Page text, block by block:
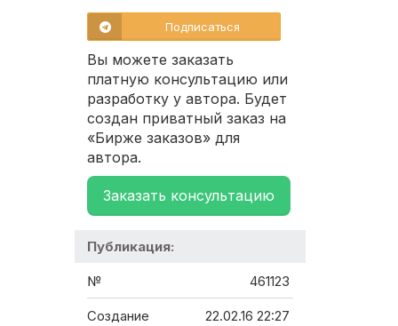
Подписаться
Вы можете заказать
платную консультацию или
разработку у автора. Будет
создан приватный заказ на
«Бирже заказов» для
автора.
Заказать консультацию
Публикация:
№ 461123
Создание 22.02.16 22:27